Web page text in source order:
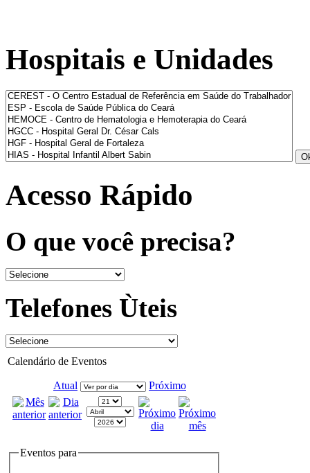
Hospitais e Unidades
Acesso Rápido
O que você precisa?
Telefones Ùteis
Calendário de Eventos
Atual Próximo
Eventos para